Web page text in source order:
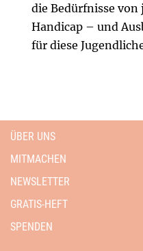
die Bedürfnisse
Handicap – und
für diese
ÜBER UNS
MITMACHEN
NEWSLETTER
GRATIS-HEFT
SPENDEN